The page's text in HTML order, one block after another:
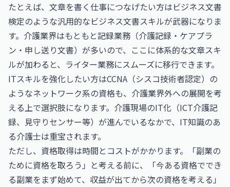
たとえば、文章を書く仕事につなげたい方はビジネス文書
検定のような汎用的なビジネス文書スキルが武器になりま
す。介護業界はもともと記録業務（介護記録・ケアプラ
ン・申し送り文書）が多いので、ここに体系的な文章スキ
ルが加わると、ライター業務にスムーズに移行できます。
ITスキルを強化したい方はCCNA（シスコ技術者認定） の
ようなネットワーク系の資格も、介護業界外への展開を考
える上で選択肢になります。介護現場のIT化（ICT介護記
録、見守りセンサー等）が進んでいるなかで、IT知識のあ
る介護士は重宝されます。
ただし、資格取得は時間とコストがかかります。「副業の
ために資格を取ろう」と考える前に、「今ある資格ででき
る副業をまず始めて、収益が出てから次の資格を考える」